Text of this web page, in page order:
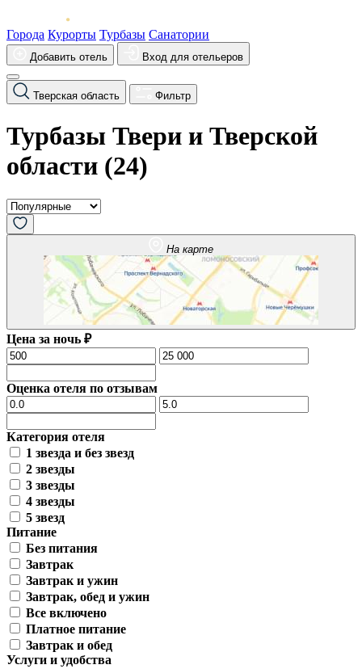
Города Курорты Турбазы Санатории
Добавить отель Вход для отельеров
Тверская область Фильтр
Турбазы Твери и Тверской
области (24)
На карте
Цена за ночь ₽
Оценка отеля по отзывам
Категория отеля
1 звезда и без звезд
2 звезды
3 звезды
4 звезды
5 звезд
Питание
Без питания
Завтрак
Завтрак и ужин
Завтрак, обед и ужин
Все включено
Платное питание
Завтрак и обед
Услуги и удобства